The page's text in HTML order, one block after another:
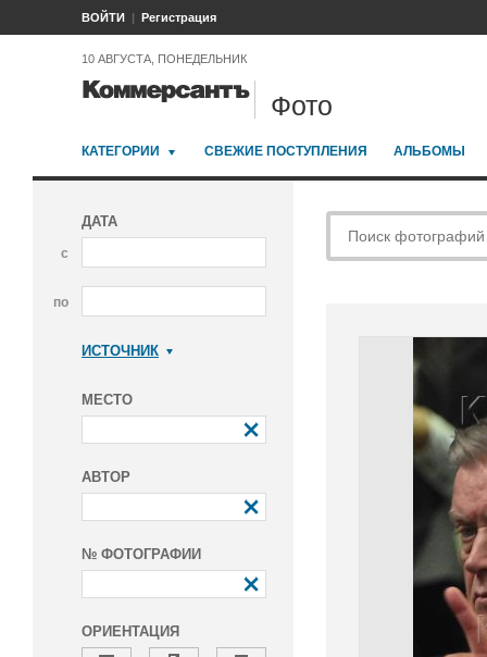
ВОЙТИ Регистрация
10 АВГУСТА, ПОНЕДЕЛЬНИК
Фото
КАТЕГОРИИ СВЕЖИЕ ПОСТУПЛЕНИЯ АЛЬБОМЫ
ДАТА
с
по
ИСТОЧНИК
МЕСТО
АВТОР
№ ФОТОГРАФИИ
ОРИЕНТАЦИЯ